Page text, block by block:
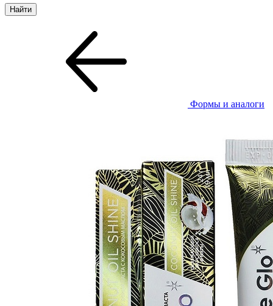
Формы и аналоги